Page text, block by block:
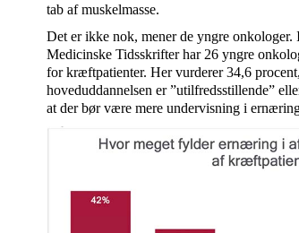
tab af muskelmasse.
Det er ikke nok, mener de yngre onkologer.
Medicinske Tidsskrifter har 26 yngre
for kræftpatienter. Her vurderer 34,6
hoveduddannelsen er ”utilfredsstillende”
at der bør være mere undervisning i